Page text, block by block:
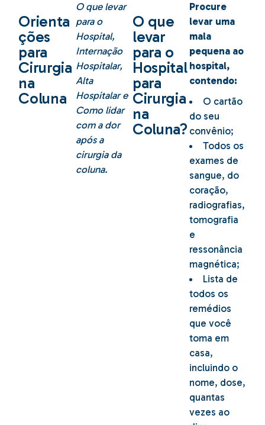
Orienta
ções
para
Cirurgia
na
Coluna
O que levar
para o
Hospital,
Internação
Hospitalar,
Alta
Hospitalar e
Como lidar
com a dor
após a
cirurgia da
coluna.
O que
levar
para o
Hospital
para
Cirurgia
na
Coluna?
Procure
levar uma
mala
pequena ao
hospital,
contendo:
O cartão
do seu
convênio;
Todos os
exames de
sangue, do
coração,
radiografias,
tomografia
e
ressonância
magnética;
Lista de
todos os
remédios
que você
toma em
casa,
incluindo o
nome, dose,
quantas
vezes ao